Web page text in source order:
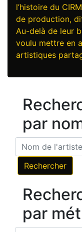
l’histoire du
de production,
Au-delà de leur
voulu mettre en
artistiques
par
par